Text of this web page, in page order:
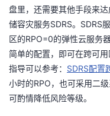
盘里，还需要其他手段来
储容灾服务SDRS。 SDRS
区的RPO=0的弹性云服务
简单的配置，即可在跨可
指导可以参考： SDRS配置
小时的RPO ，也可采用二
可酌情降低风险等级。